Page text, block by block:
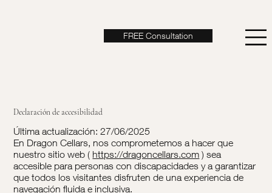
FREE Consultation
Declaración de accesibilidad
Última actualización: 27/06/2025
En Dragon Cellars, nos comprometemos a hacer que
nuestro sitio web ( https://dragoncellars.com ) sea
accesible para personas con discapacidades y a garantizar
que todos los visitantes disfruten de una experiencia de
navegación fluida e inclusiva.